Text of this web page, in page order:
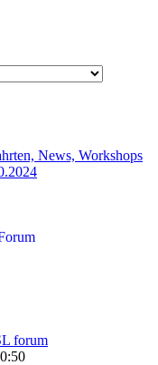
News, Workshops
forum